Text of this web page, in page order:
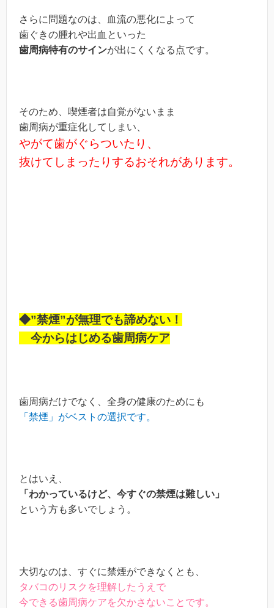
さらに問題なのは、血流の悪化によって
歯ぐきの腫れや出血といった
歯周病特有のサインが出にくくなる点です。
そのため、喫煙者は自覚がないまま
歯周病が重症化してしまい、
やがて歯がぐらついたり、
抜けてしまったりするおそれがあります。
◆”禁煙”が無理でも諦めない！
今からはじめる歯周病ケア
歯周病だけでなく、全身の健康のためにも
「禁煙」がベストの選択です。
とはいえ、
「わかっているけど、今すぐの禁煙は難しい」
という方も多いでしょう。
大切なのは、すぐに禁煙ができなくとも、
タバコのリスクを理解したうえで
今できる歯周病ケアを欠かさないことです。